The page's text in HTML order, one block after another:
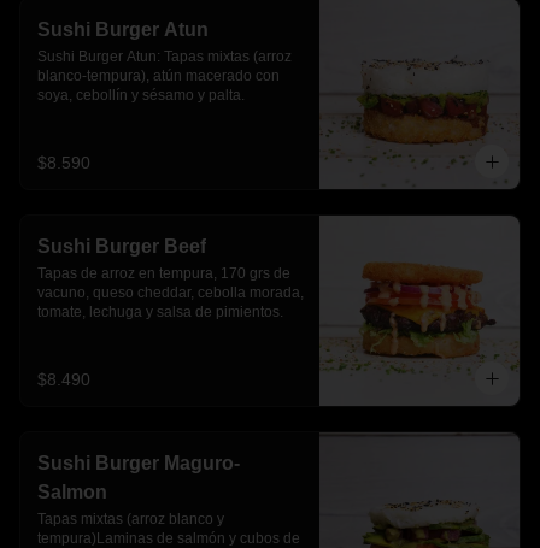
Sushi Burger Atun
Sushi Burger Atun: Tapas mixtas (arroz
blanco-tempura), atún macerado con
soya, cebollín y sésamo y palta.
$8.590
Sushi Burger Beef
Tapas de arroz en tempura, 170 grs de
vacuno, queso cheddar, cebolla morada,
tomate, lechuga y salsa de pimientos.
$8.490
Sushi Burger Maguro-
Salmon
Tapas mixtas (arroz blanco y
tempura)Laminas de salmón y cubos de